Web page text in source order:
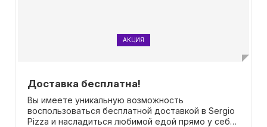
АКЦИЯ
Доставка бесплатна!
Вы имеете уникальную возможность
воспользоваться бесплатной доставкой в Sergio
Pizza и насладиться любимой едой прямо у себя